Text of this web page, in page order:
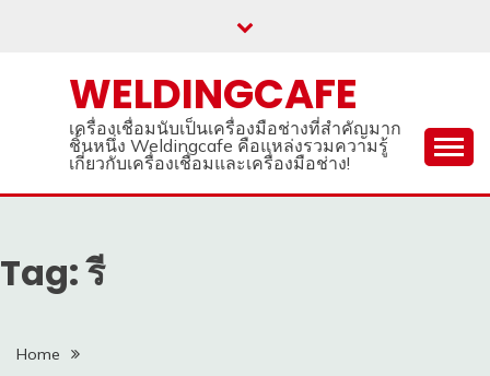
WELDINGCAFE
เครื่องเชื่อมนับเป็นเครื่องมือช่างที่สำคัญมาก
ชิ้นหนึ่ง Weldingcafe คือแหล่งรวมความรู้
เกี่ยวกับเครื่องเชื่อมและเครื่องมือช่าง!
Tag: รี
Home